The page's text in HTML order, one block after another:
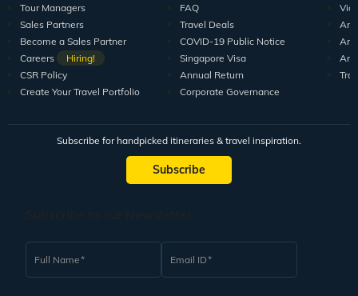
Tour Managers
Sales Partners
Become a Sales Partner
Careers
Hiring!
CSR Policy
Create Your Travel Portfolio
FAQ
Travel Deals
COVID-19 Public Notice
Singapore Visa
Annual Return
Corporate Governance
Subscribe for handpicked itineraries & travel inspiration.
Subscribe
Full Name Email ID